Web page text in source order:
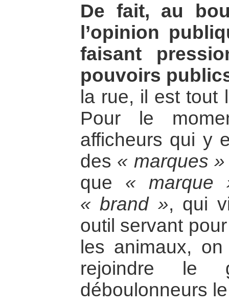
De fait, au
l’opinion
faisant
pouvoirs
la rue, il est tout
Pour le
afficheurs qui y
des « marques »
que « marque
« brand », qui
outil servant
les animaux,
rejoindre le
déboulonneurs